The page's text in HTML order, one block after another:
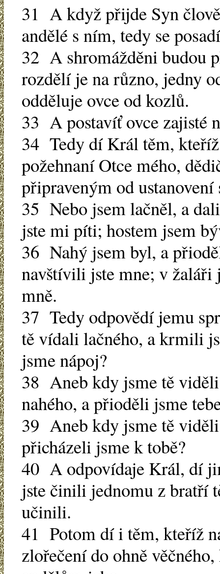
31 A když přijde Syn
andělé s ním, tedy se
32 A shromážděni budou
rozdělí je na různo, jedny
odděluje ovce od kozlů.
33 A postavíť ovce zajisté
34 Tedy dí Král těm,
požehnaní Otce mého,
připraveným od ustanovení
35 Nebo jsem lačněl, a
jste mi píti; hostem jsem
36 Nahý jsem byl, a
navštívili jste mne; v žaláři
mně.
37 Tedy odpovědí jemu
tě vídali lačného, a krmili
jsme nápoj?
38 Aneb kdy jsme tě
nahého, a přioděli jsme
39 Aneb kdy jsme tě
přicházeli jsme k tobě?
40 A odpovídaje Král, dí
jste činili jednomu z bratří
učinili.
41 Potom dí i těm, kteříž
zlořečení do ohně